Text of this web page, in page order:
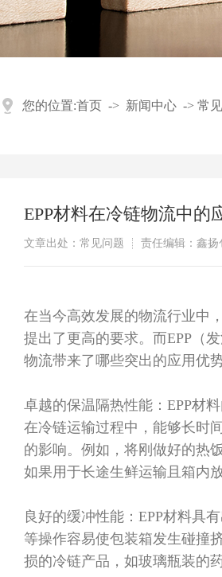
您的位置:首页 -> 新闻中心 -> 常
EPP材料在冷链物流中的
文章出处：常见问题 责任编辑：鑫扬
在当今高效发展的物流行业中
提出了更高的要求。而EPP （
物流带来了哪些突出的应用优
卓越的保温隔热性能 ： EPP材
在冷链运输过程中，能够长时
的影响。例如，将刚做好的热
如果用于长途生鲜运输且箱内
良好的缓冲性能 ： EPP材料具
等操作容易使包装箱发生碰撞
损的冷链产品，如玻璃瓶装的